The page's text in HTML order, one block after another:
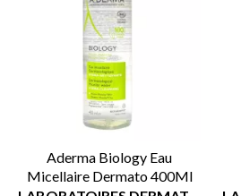
Aderma Biology Eau
Micellaire Dermato 400Ml